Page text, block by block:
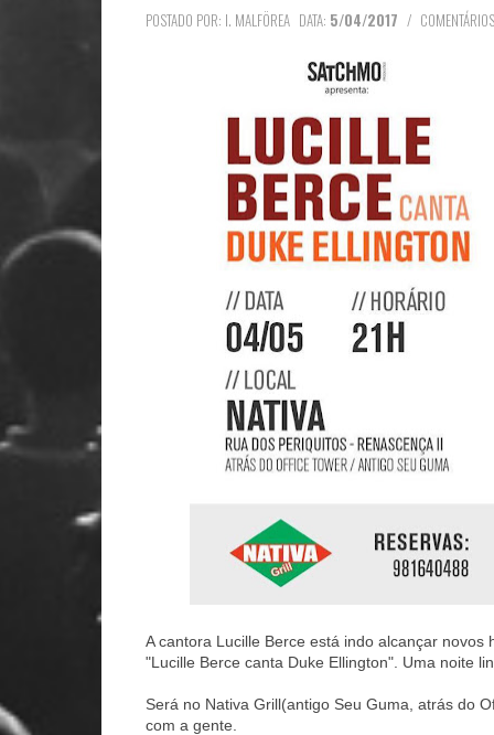
lançamento do single "Encruzilhada"
POSTADO POR: I. MALFÖREA DATA: 5/04/2017 /
A cantora Lucille Berce está indo alcançar novos
"Lucille Berce canta Duke Ellington". Uma noite
Será no Nativa Grill(antigo Seu Guma, atrás do
com a gente.